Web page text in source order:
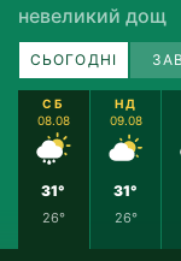
невеликий дощ
СЬОГОДНІ
СБ
08.08
31°
26°
НД
09.08
31°
26°